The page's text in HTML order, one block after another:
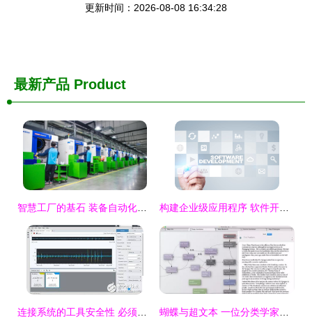
更新时间：2026-08-08 16:34:28
最新产品 Product